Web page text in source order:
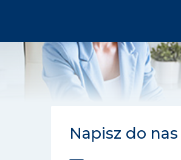
Napisz do nas